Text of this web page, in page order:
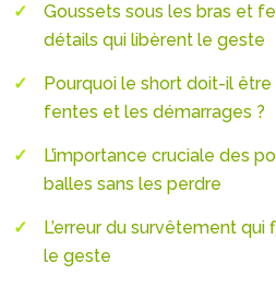
Goussets sous les bras et
détails qui libèrent le geste
Pourquoi le short doit-il
fentes et les démarrages ?
L’importance cruciale des
balles sans les perdre
L’erreur du survêtement
le geste